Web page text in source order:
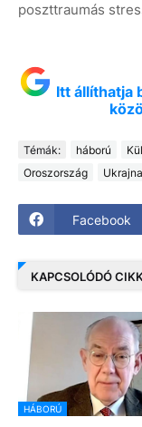
poszttraumás
Itt állíthatja
Témák: háború
Oroszország
Ukrajna
Facebook
KAPCSOLÓDÓ
HÁBORÚ